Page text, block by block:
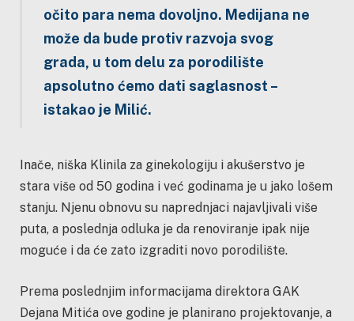
očito para nema dovoljno. Medijana ne
može da bude protiv razvoja svog
grada, u tom delu za porodilište
apsolutno ćemo dati saglasnost –
istakao je Milić.
Inače, niška Klinila za ginekologiju i akušerstvo je
stara više od 50 godina i već godinama je u jako lošem
stanju. Njenu obnovu su naprednjaci najavljivali više
puta, a poslednja odluka je da renoviranje ipak nije
moguće i da će zato izgraditi novo porodilište.
Prema poslednjim informacijama direktora GAK
Dejana Mitića ove godine je planirano projektovanje, a